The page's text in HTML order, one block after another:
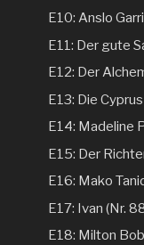
E10: Anslo
E11: Der gute
E12: Der
E13: Die
E14: Madeline
E15: Der
E16: Mako
E17: Ivan (Nr.
E18: Milton